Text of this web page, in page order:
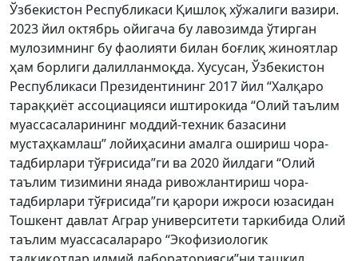
Ўзбекистон Республикаси Қишлоқ хўжалиги вазири.
2023 йил октябрь ойигача бу лавозимда ўтирган
мулозимнинг бу фаолияти билан боғлиқ жиноятлар
ҳам борлиги далилланмоқда. Хусусан, Ўзбекистон
Республикаси Президентининг 2017 йил “Халқаро
тараққиёт ассоциацияси иштирокида “Олий таълим
муассасаларининг моддий-техник базасини
мустаҳкамлаш” лойиҳасини амалга ошириш чора-
тадбирлари тўғрисида”ги ва 2020 йилдаги “Олий
таълим тизимини янада ривожлантириш чора-
тадбирлари тўғрисида”ги қарори ижроси юзасидан
Тошкент давлат Аграр университети таркибида Олий
таълим муассасалараро “Экофизиологик